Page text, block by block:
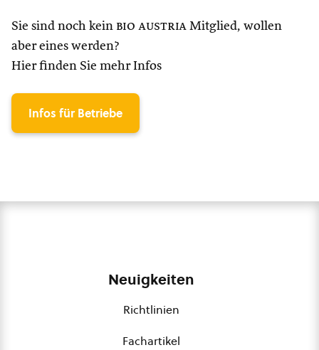
Sie sind noch kein bio austria Mitglied, wollen
aber eines werden?
Hier finden Sie mehr Infos
Infos für Betriebe
Neuigkeiten
Richtlinien
Fachartikel